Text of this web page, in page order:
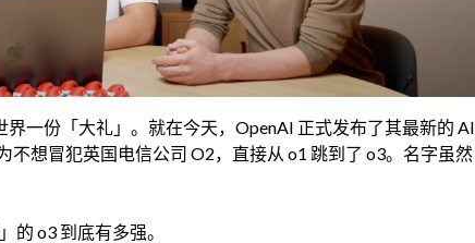
一份「大礼」。就在今天，OpenAI 正式发布了其最新的 AI
不想冒犯英国电信公司 O2，直接从 o1 跳到了 o3。名字虽然
的 o3 到底有多强。